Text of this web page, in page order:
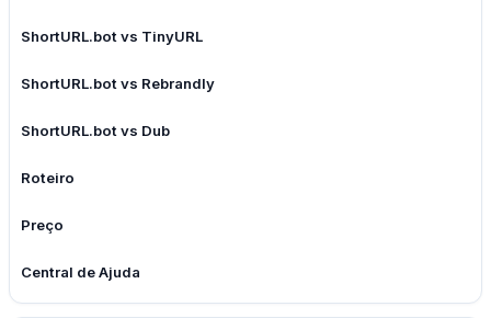
ShortURL.bot vs TinyURL
ShortURL.bot vs Rebrandly
ShortURL.bot vs Dub
Roteiro
Preço
Central de Ajuda